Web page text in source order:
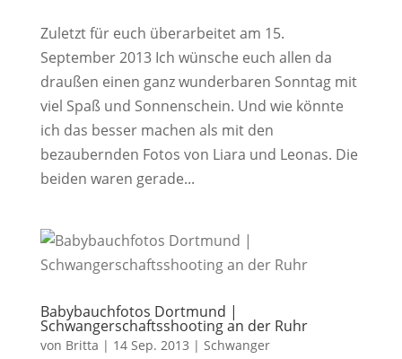
Zuletzt für euch überarbeitet am 15.
September 2013 Ich wünsche euch allen da
draußen einen ganz wunderbaren Sonntag mit
viel Spaß und Sonnenschein. Und wie könnte
ich das besser machen als mit den
bezaubernden Fotos von Liara und Leonas. Die
beiden waren gerade...
Babybauchfotos Dortmund |
Schwangerschaftsshooting an der Ruhr
von Britta | 14 Sep. 2013 | Schwanger